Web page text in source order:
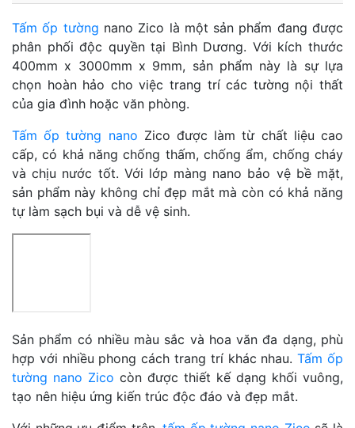
Tấm ốp tường nano Zico là một sản phẩm đang được
phân phối độc quyền tại Bình Dương. Với kích thước
400mm x 3000mm x 9mm, sản phẩm này là sự lựa
chọn hoàn hảo cho việc trang trí các tường nội thất
của gia đình hoặc văn phòng.
Tấm ốp tường nano Zico được làm từ chất liệu cao
cấp, có khả năng chống thấm, chống ẩm, chống cháy
và chịu nước tốt. Với lớp màng nano bảo vệ bề mặt,
sản phẩm này không chỉ đẹp mắt mà còn có khả năng
tự làm sạch bụi và dễ vệ sinh.
Sản phẩm có nhiều màu sắc và hoa văn đa dạng, phù
hợp với nhiều phong cách trang trí khác nhau.Tấm ốp
tường nano Zico còn được thiết kế dạng khối vuông,
tạo nên hiệu ứng kiến trúc độc đáo và đẹp mắt.